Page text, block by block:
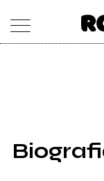
SHOP
RADIO